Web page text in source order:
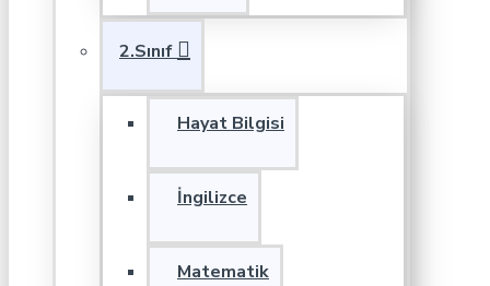
2.Sınıf
Hayat Bilgisi
İngilizce
Matematik